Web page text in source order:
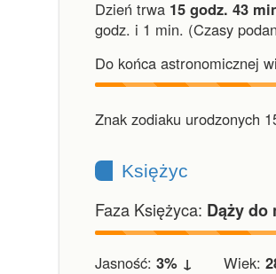
Dzień trwa 15 godz. 43
godz. i 1 min. (Czasy
Do końca astronomicznej
Znak zodiaku urodzonych
Księżyc
Faza Księżyca: Dąży do
Jasność: 3% ↓ Wiek: